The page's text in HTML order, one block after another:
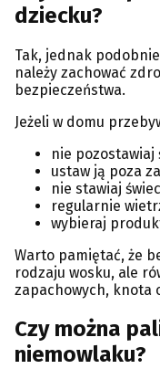
dziecku?
Tak, jednak
należy zachować
bezpieczeństwa.
Jeżeli w domu
nie pozostawiaj
ustaw ją poza
nie stawiaj
regularnie
wybieraj
Warto pamiętać, że
rodzaju wosku, ale
zapachowych, knota
Czy można
niemowlaku?